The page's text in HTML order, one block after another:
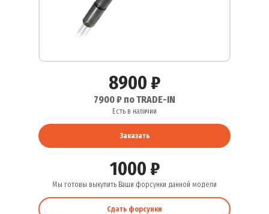
1000 ₽
Сдать форсунки
Мы готовы выкупить Ваши форсунки данной модели
7900 ₽ по TRADE-IN
8900 ₽
Заказать
Есть в наличии